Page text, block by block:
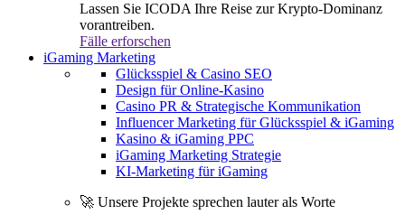
Lassen Sie ICODA Ihre Reise zur Krypto-Dominanz
vorantreiben.
Fälle erforschen
iGaming Marketing
Glücksspiel & Casino SEO
Design für Online-Kasino
Casino PR & Strategische Kommunikation
Influencer Marketing für Glücksspiel & iGaming
Kasino & iGaming PPC
iGaming Marketing Strategie
KI-Marketing für iGaming
🚀 Unsere Projekte sprechen lauter als Worte